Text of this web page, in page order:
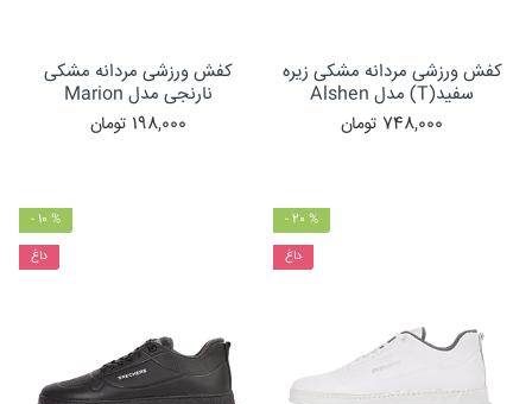
کفش ورزشی مردانه مشکی زیره
سفید(T) مدل Alshen
748,000 تومان
کفش ورزشی مردانه مشکی
نارنجی مدل Marion
198,000 تومان
- 20 %
داغ
- 10 %
داغ